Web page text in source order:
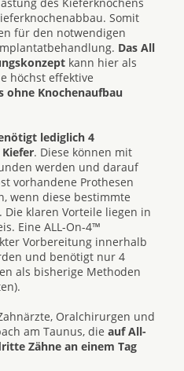
Somit
für den notwendigen
Das All
kann hier als
höchst effektive
ohne Knochenaufbau
lediglich 4
. Diese können mit
werden und darauf
vorhandene Prothesen
wenn diese bestimmte
klaren Vorteile liegen in
Eine ALL-On-4™
Vorbereitung innerhalb
und benötigt nur 4
als bisherige Methoden
Oralchirurgen und
am Taunus, die auf All-
Zähne an einem Tag